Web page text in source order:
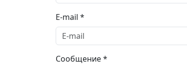
E-mail *
Сообщение *